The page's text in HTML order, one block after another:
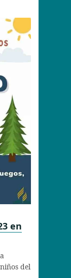
en
del